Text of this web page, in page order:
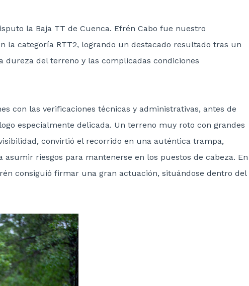
la Baja TT de Cuenca. Efrén Cabo fue nuestro
la categoría RTT2, logrando un destacado resultado tras un
dureza del terreno y las complicadas condiciones
con las verificaciones técnicas y administrativas, antes de
especialmente delicada. Un terreno muy roto con grandes
convirtió el recorrido en una auténtica trampa,
asumir riesgos para mantenerse en los puestos de cabeza. En
consiguió firmar una gran actuación, situándose dentro del